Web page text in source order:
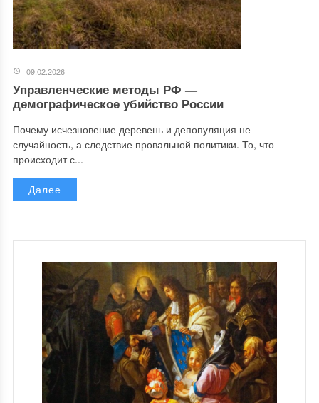
09.02.2026
Управленческие методы РФ —
демографическое убийство России
Почему исчезновение деревень и депопуляция не
случайность, а следствие провальной политики. То, что
происходит с...
Далее